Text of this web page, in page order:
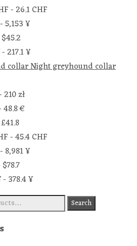
- 26.1 CHF
5,153 ¥
$45.2
- 217.1 ¥
Night greyhound collar
210 zł
48.8 €
£41.8
-45.4 CHF
8,981 ¥
$78.7
- 378.4 ¥
Search